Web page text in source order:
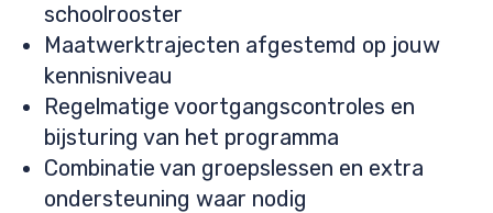
schoolrooster
Maatwerktrajecten afgestemd op jouw
kennisniveau
Regelmatige voortgangscontroles en
bijsturing van het programma
Combinatie van groepslessen en extra
ondersteuning waar nodig